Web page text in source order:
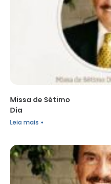
Missa de Sétimo
Dia
Leia mais »